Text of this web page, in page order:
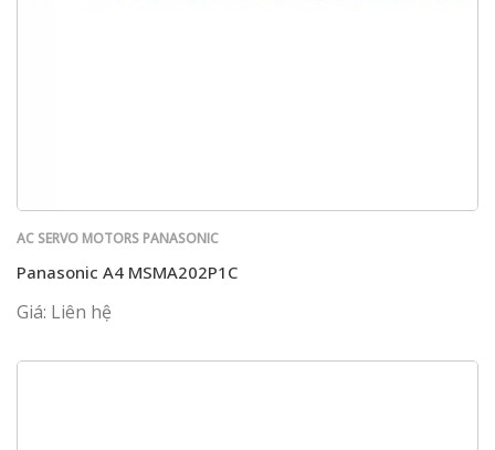
AC SERVO MOTORS PANASONIC
Panasonic A4 MSMA202P1C
Giá: Liên hệ